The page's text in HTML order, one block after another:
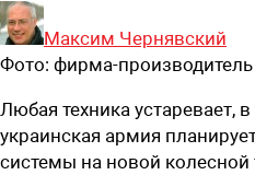
Максим Чернявский
Фото: фирма-производитель
Любая техника устаревает,
украинская армия
системы на новой колесной